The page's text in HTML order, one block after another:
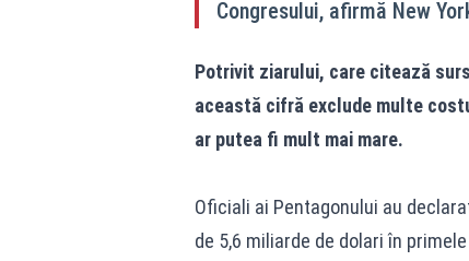
Congresului, afirmă New
Potrivit ziarului, care citează
această cifră exclude multe
ar putea fi mult mai mare.
Oficiali ai Pentagonului au
de 5,6 miliarde de dolari în